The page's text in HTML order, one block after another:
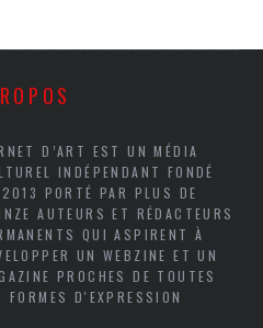
D’ART EST UN MÉDIA
INDÉPENDANT FONDÉ
PORTÉ PAR PLUS DE
AUTEURS ET RÉDACTEURS
QUI ASPIRENT À
UN WEBZINE ET UN
PROCHES DE TOUTES
FORMES D'EXPRESSION